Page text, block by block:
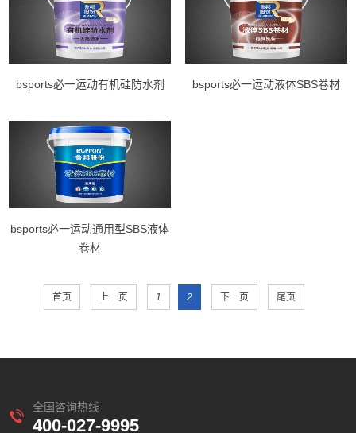
bsports必一运动有机硅防水剂 bsports必一运动液体SBS卷材
bsports必一运动通用型SBS液体
卷材
首页 上一页 1 2 下一页 尾页
全国咨询热线
400-027-9995